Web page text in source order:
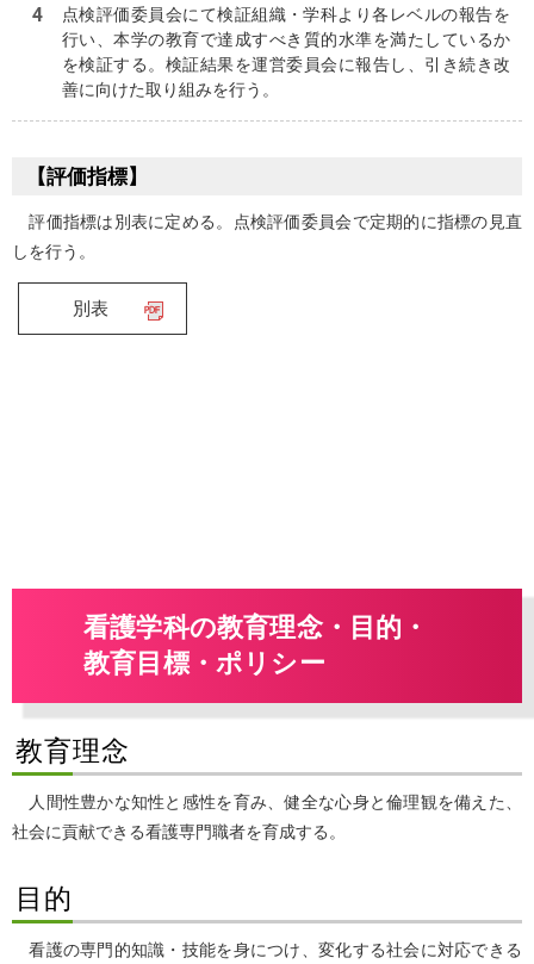
点検評価委員会にて検証組織・学科より各レベルの報告を
行い、本学の教育で達成すべき質的水準を満たしているか
を検証する。検証結果を運営委員会に報告し、引き続き改
善に向けた取り組みを行う。
【評価指標】
評価指標は別表に定める。点検評価委員会で定期的に指標の見直
しを行う。
別表
看護学科の教育理念・目的・
教育目標・ポリシー
教育理念
人間性豊かな知性と感性を育み、健全な心身と倫理観を備えた、
社会に貢献できる看護専門職者を育成する。
目的
看護の専門的知識・技能を身につけ、変化する社会に対応できる